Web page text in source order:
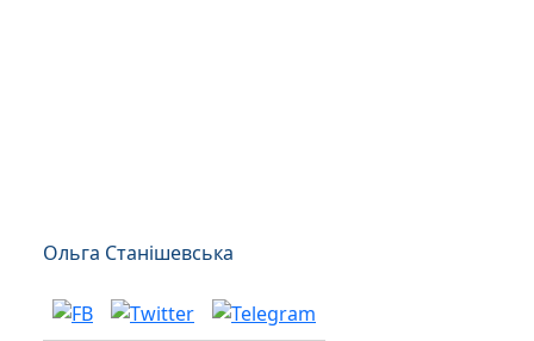
Ольга Станішевська